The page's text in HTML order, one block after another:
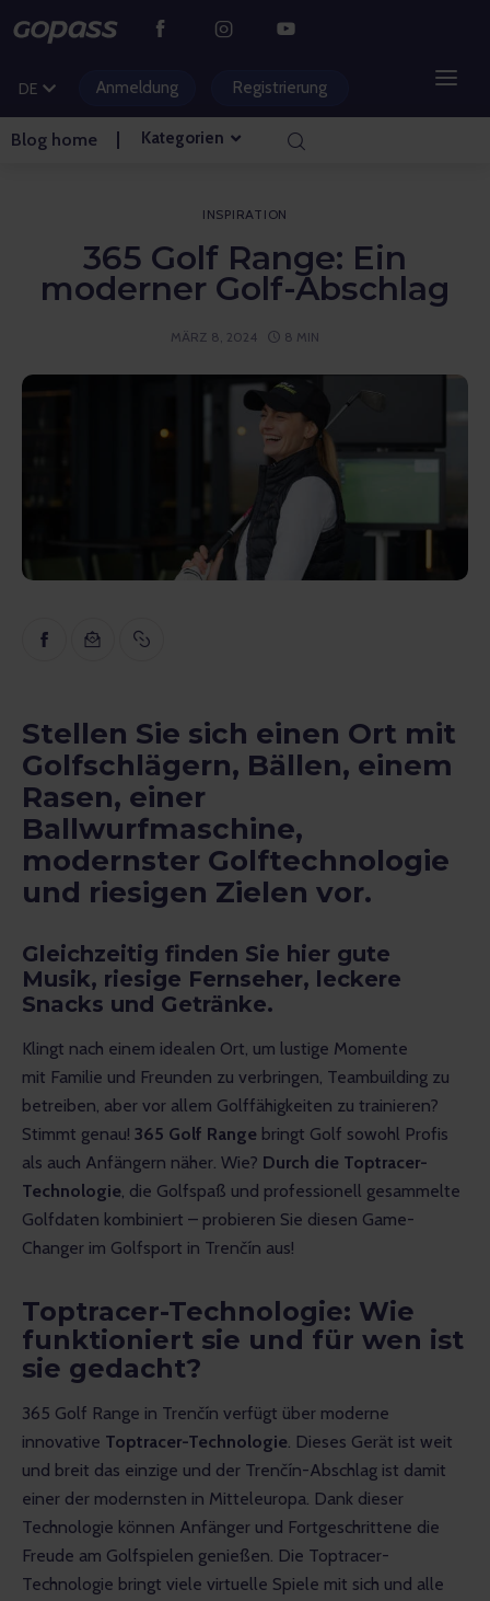
DE
CS
HU
Anmeldung Registrierung
Blog home Kategorien
WASSERPARKS
GOLF
VERGNÜGUNGSPARKS
VERANSTALTUNGEN
BLOG HOME
Lehrreich
INSPIRATION
365 Golf Range: Ein
moderner Golf-Abschlag
MÄRZ 8, 2024 8 MIN
Stellen Sie sich einen Ort mit
Golfschlägern, Bällen, einem
Rasen, einer
Ballwurfmaschine,
modernster Golftechnologie
und riesigen Zielen vor.
Gleichzeitig finden Sie hier gute
Musik, riesige Fernseher, leckere
Snacks und Getränke.
Klingt nach einem idealen Ort, um lustige Momente
mit Familie und Freunden zu verbringen, Teambuilding zu
betreiben, aber vor allem Golffähigkeiten zu trainieren?
Stimmt genau! 365 Golf Range bringt Golf sowohl Profis
als auch Anfängern näher. Wie? Durch die Toptracer-
Technologie, die Golfspaß und professionell gesammelte
Golfdaten kombiniert – probieren Sie diesen Game-
Changer im Golfsport in Trenčín aus!
Toptracer-Technologie: Wie
funktioniert sie und für wen ist
sie gedacht?
365 Golf Range in Trenčín verfügt über moderne
innovative Toptracer-Technologie. Dieses Gerät ist weit
und breit das einzige und der Trenčín-Abschlag ist damit
einer der modernsten in Mitteleuropa. Dank dieser
Technologie können Anfänger und Fortgeschrittene die
Freude am Golfspielen genießen. Die Toptracer-
Technologie bringt viele virtuelle Spiele mit sich und alle